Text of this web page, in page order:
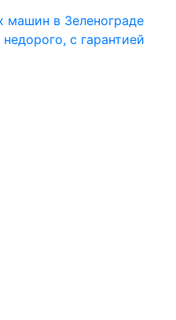
машин в Зеленограде
с гарантией